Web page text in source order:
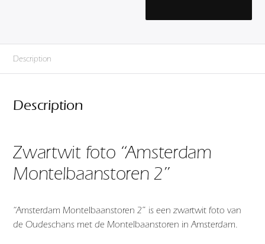
Description
Description
Zwartwit foto “Amsterdam
Montelbaanstoren 2”
“Amsterdam Montelbaanstoren 2” is een zwartwit foto van
de Oudeschans met de Montelbaanstoren in Amsterdam.